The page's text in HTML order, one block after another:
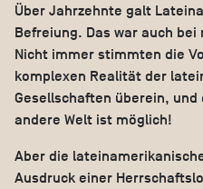
Über Jahrzehnte galt
Befreiung. Das war auch
Nicht immer stimmten die
komplexen Realität der
Gesellschaften überein,
andere Welt ist möglich!
Aber die
Ausdruck einer